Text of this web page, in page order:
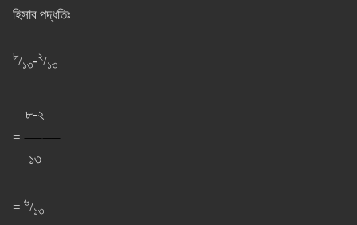
হিসাব পদ্ধতিঃ
৮/১৩-২/১৩
৮-২
= ⸺⸺
১৩
= ৬/১৩